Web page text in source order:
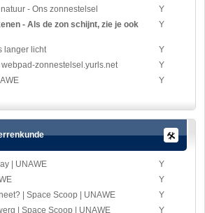
- Ons zonnestelsel
Y
- Als de zon schijnt, zie je ook
Y
langer licht
Y
zonnestelsel.yurls.net
Y
Y
| UNAWE
Y
Y
| Space Scoop | UNAWE
Y
| Space Scoop | UNAWE
Y